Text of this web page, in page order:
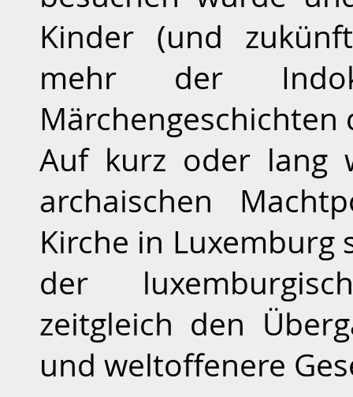
Kinder (und
mehr der
Auf kurz oder lang
archaischen
Kirche in
der
zeitgleich den
und weltoffenere